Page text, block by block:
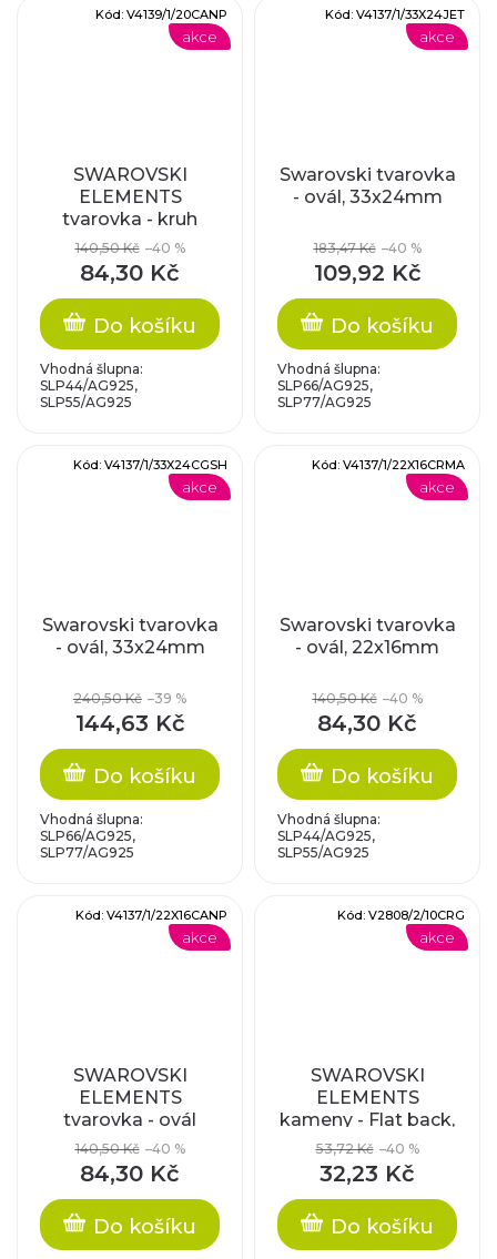
akce
SWAROVSKI
ELEMENTS
tvarovka - kruh
20mm
140,50 Kč –40 %
84,30 Kč
Do košíku
Vhodná šlupna:
SLP44/AG925,
SLP55/AG925
Kód: V4139/1/20CANP
akce
Swarovski tvarovka
- ovál, 33x24mm
183,47 Kč –40 %
109,92 Kč
Do košíku
Vhodná šlupna:
SLP66/AG925,
SLP77/AG925
Kód: V4137/1/33X24JET
akce
Swarovski tvarovka
- ovál, 33x24mm
240,50 Kč –39 %
144,63 Kč
Do košíku
Vhodná šlupna:
SLP66/AG925,
SLP77/AG925
Kód: V4137/1/33X24CGSH
akce
Swarovski tvarovka
- ovál, 22x16mm
140,50 Kč –40 %
84,30 Kč
Do košíku
Vhodná šlupna:
SLP44/AG925,
SLP55/AG925
Kód: V4137/1/22X16CRMA
akce
SWAROVSKI
ELEMENTS
tvarovka - ovál
22x16mm
140,50 Kč –40 %
84,30 Kč
Do košíku
Kód: V4137/1/22X16CANP
akce
SWAROVSKI
ELEMENTS
kameny - Flat back,
crystal rose gold,
10mm
53,72 Kč –40 %
32,23 Kč
Do košíku
Kód: V2808/2/10CRG